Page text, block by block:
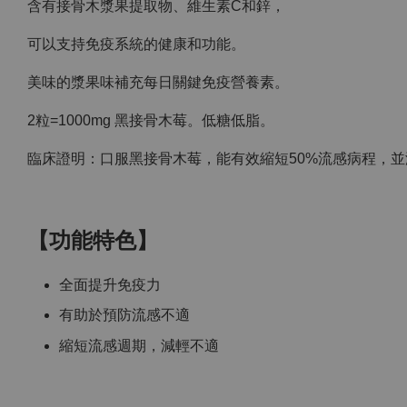
含有接骨木漿果提取物、維生素C和鋅，
可以支持免疫系統的健康和功能。
美味的漿果味補充每日關鍵免疫營養素。
2粒=1000mg 黑接骨木莓。低糖低脂。
臨床證明：口服黑接骨木莓，能有效縮短50%流感病程，並
【功能特色】
全面提升免疫力
有助於預防流感不適
縮短流感週期，減輕不適